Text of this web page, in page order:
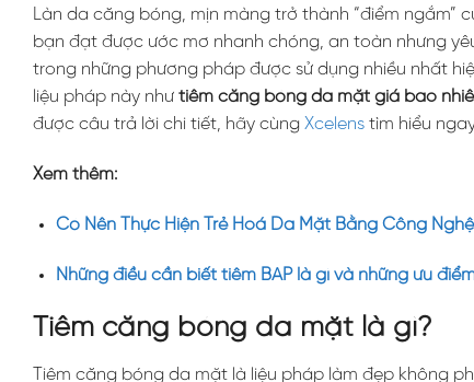
Làn da căng bóng, mịn màng trở thành “điểm ngắm”
bạn đạt được ước mơ nhanh chóng, an toàn nhưng
trong những phương pháp được sử dụng nhiều nhất
liệu pháp này như tiêm căng bóng da mặt giá bao
được câu trả lời chi tiết, hãy cùng Xcelens tìm hiểu
Xem thêm:
Có Nên Thực Hiện Trẻ Hoá Da Mặt Bằng Công
Những điều cần biết tiêm BAP là gì và những ưu
Tiêm căng bóng da mặt là gì?
Tiêm căng bóng da mặt là liệu pháp làm đẹp không